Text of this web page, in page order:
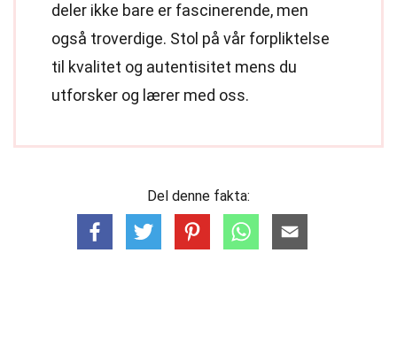
deler ikke bare er fascinerende, men
også troverdige. Stol på vår forpliktelse
til kvalitet og autentisitet mens du
utforsker og lærer med oss.
Del denne fakta: